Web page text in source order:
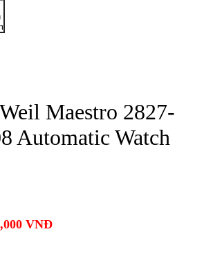
Maestro 2827-
Automatic Watch
VNĐ